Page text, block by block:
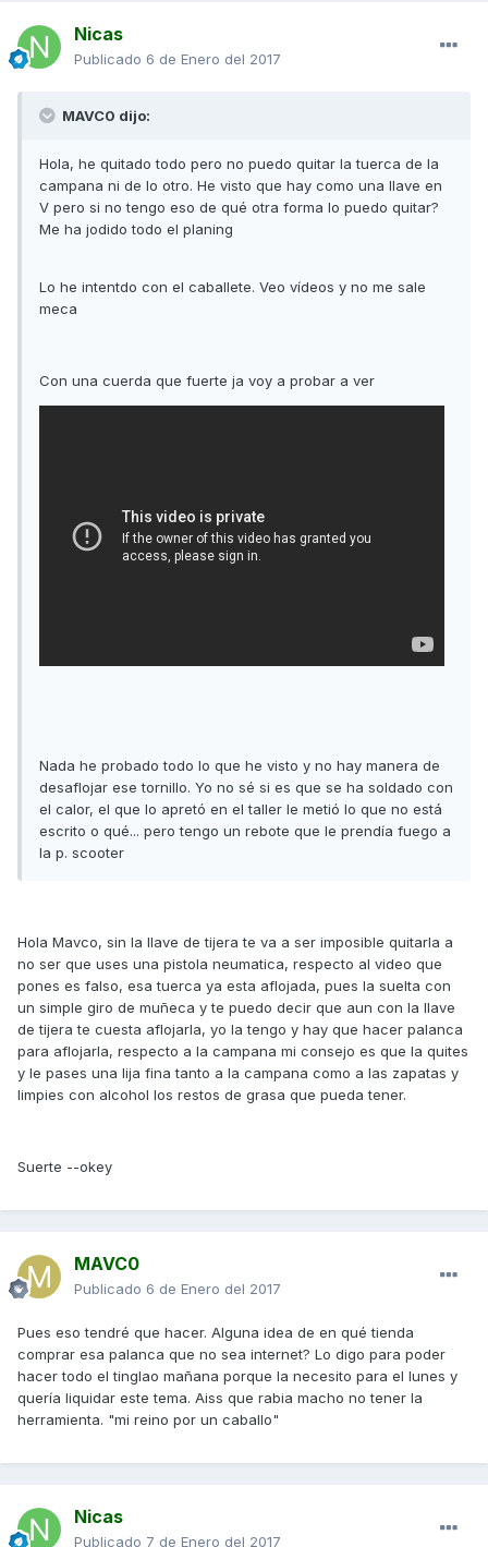
Nicas
Publicado 6 de Enero del 2017
MAVC0 dijo:
Hola, he quitado todo pero no puedo quitar la tuerca de la
campana ni de lo otro. He visto que hay como una llave en
V pero si no tengo eso de qué otra forma lo puedo quitar?
Me ha jodido todo el planing
Lo he intentdo con el caballete. Veo vídeos y no me sale
meca
Con una cuerda que fuerte ja voy a probar a ver
Nada he probado todo lo que he visto y no hay manera de
desaflojar ese tornillo. Yo no sé si es que se ha soldado con
el calor, el que lo apretó en el taller le metió lo que no está
escrito o qué... pero tengo un rebote que le prendía fuego a
la p. scooter
Hola Mavco, sin la llave de tijera te va a ser imposible quitarla a
no ser que uses una pistola neumatica, respecto al video que
pones es falso, esa tuerca ya esta aflojada, pues la suelta con
un simple giro de muñeca y te puedo decir que aun con la llave
de tijera te cuesta aflojarla, yo la tengo y hay que hacer palanca
para aflojarla, respecto a la campana mi consejo es que la quites
y le pases una lija fina tanto a la campana como a las zapatas y
limpies con alcohol los restos de grasa que pueda tener.
Suerte --okey
MAVC0
Publicado 6 de Enero del 2017
Pues eso tendré que hacer. Alguna idea de en qué tienda
comprar esa palanca que no sea internet? Lo digo para poder
hacer todo el tinglao mañana porque la necesito para el lunes y
quería liquidar este tema. Aiss que rabia macho no tener la
herramienta. "mi reino por un caballo"
Nicas
Publicado 7 de Enero del 2017